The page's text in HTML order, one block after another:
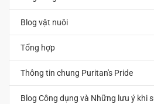
Blog vật nuôi
Tổng hợp
Thông tin chung Puritan's Pride
Blog Công dụng và Những lưu ý khi